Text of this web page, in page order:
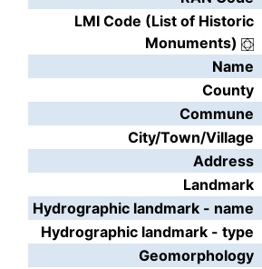
LMI Code (List of Historic
Monuments)
Name
County
Commune
City/Town/Village
Address
Landmark
Hydrographic landmark - name
Hydrographic landmark - type
Geomorphology